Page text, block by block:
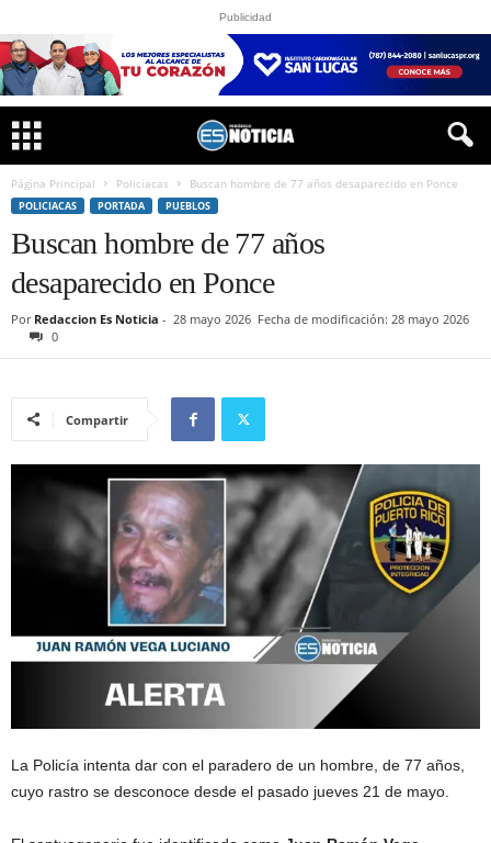
Publicidad
Página Principal Policiacas Buscan hombre de 77 años desaparecido en Ponce
POLICIACAS PORTADA PUEBLOS
Buscan hombre de 77 años
desaparecido en Ponce
Por Redaccion Es Noticia - 28 mayo 2026 Fecha de modificación: 28 mayo 2026
0
Compartir
La Policía intenta dar con el paradero de un hombre, de 77 años,
cuyo rastro se desconoce desde el pasado jueves 21 de mayo.